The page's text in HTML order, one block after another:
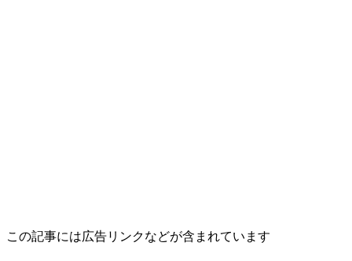
この記事には広告リンクなどが含まれています